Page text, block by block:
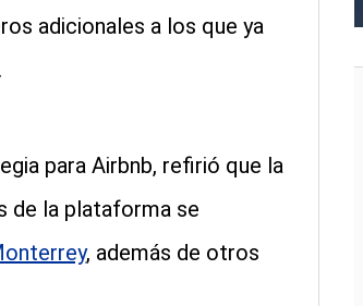
adicionales a los que ya
para Airbnb, refirió que la
de la plataforma se
, además de otros